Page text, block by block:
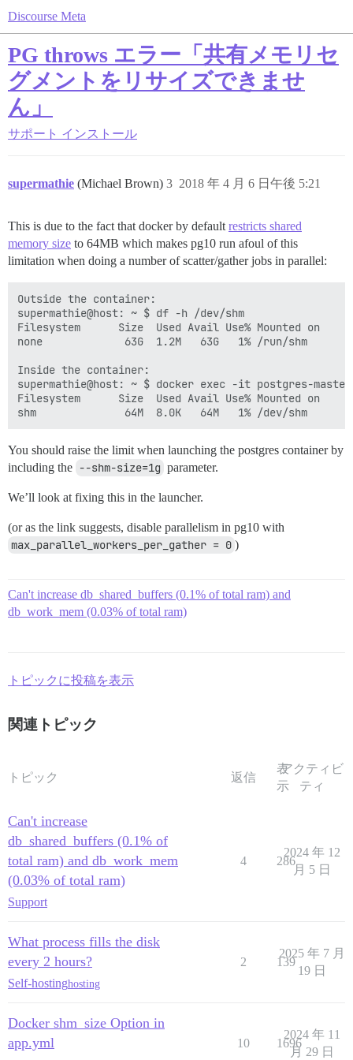
Discourse Meta
PG throws エラー「共有メモリセ
グメントをリサイズできませ
ん」
サポート インストール
supermathie (Michael Brown) 2018 年 4 月 6 日午後 5:21
3
This is due to the fact that docker by default restricts shared
memory size to 64MB which makes pg10 run afoul of this
limitation when doing a number of scatter/gather jobs in parallel:
Outside the container:
supermathie@host: ~ $ df -h /dev/shm
Filesystem      Size  Used Avail Use% Mounted on
none             63G  1.2M   63G   1% /run/shm
Inside the container:
supermathie@host: ~ $ docker exec -it postgres-
Filesystem      Size  Used Avail Use% Mounted on
You should raise the limit when launching the postgres container by
including the --shm-size=1g parameter.
We’ll look at fixing this in the launcher.
(or as the link suggests, disable parallelism in pg10 with
max_parallel_workers_per_gather = 0 )
Can't increase db_shared_buffers (0.1% of total ram) and
db_work_mem (0.03% of total ram)
トピックに投稿を表示
関連トピック
トピック 返信
表
示
アクティビ
ティ
Can't increase
db_shared_buffers (0.1% of
total ram) and db_work_mem
(0.03% of total ram)
Support
4 286
2024 年 12
月 5 日
What process fills the disk
every 2 hours?
Self-hostinghosting
2 139
2025 年 7 月
19 日
Docker shm_size Option in
app.yml
10 1696
2024 年 11
月 29 日